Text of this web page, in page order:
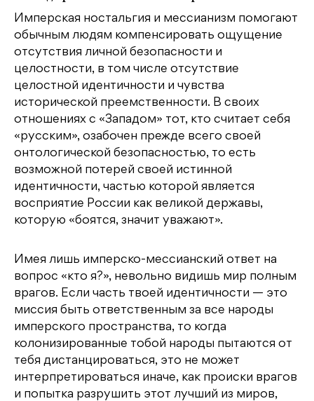
Имперская ностальгия и мессианизм помогают
обычным людям компенсировать ощущение
отсутствия личной безопасности и
целостности, в том числе отсутствие
целостной идентичности и чувства
исторической преемственности. В своих
отношениях с «Западом» тот, кто считает себя
«русским», озабочен прежде всего своей
онтологической безопасностью, то есть
возможной потерей своей истинной
идентичности, частью которой является
восприятие России как великой державы,
которую «боятся, значит уважают».
Имея лишь имперско-мессианский ответ на
вопрос «кто я?», невольно видишь мир полным
врагов. Если часть твоей идентичности — это
миссия быть ответственным за все народы
имперского пространства, то когда
колонизированные тобой народы пытаются от
тебя дистанцироваться, это не может
интерпретироваться иначе, как происки врагов
и попытка разрушить этот лучший из миров,